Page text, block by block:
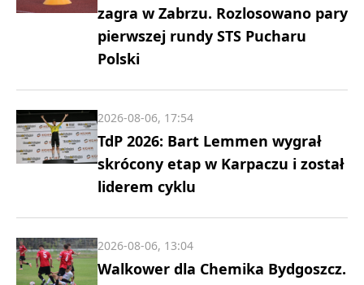
zagra w Zabrzu. Rozlosowano pary
pierwszej rundy STS Pucharu
Polski
TdP 2026: Bart Lemmen wygrał
skrócony etap w Karpaczu i został
liderem cyklu
2026-08-06, 17:54
Walkower dla Chemika Bydgoszcz.
2026-08-06, 13:04